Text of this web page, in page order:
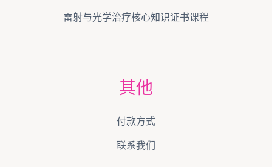
雷射与光学治疗核心知识证书课程
其他
付款方式
联系我们